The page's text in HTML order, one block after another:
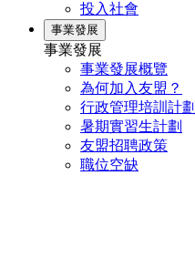
投入社會
事業發展
事業發展
事業發展概覽
為何加入友盟？
行政管理培訓計劃
暑期實習生計劃
友盟招聘政策
職位空缺